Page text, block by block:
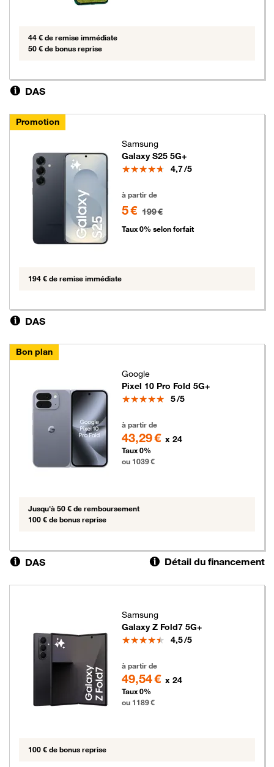
44 € de remise immédiate
50 € de bonus reprise
DAS
Promotion
Samsung
Galaxy S25 5G+
Note
4,7/5
à partir de
5 € 199 €
Taux 0% selon forfait
194 € de remise immédiate
DAS
Bon plan
Google
Pixel 10 Pro Fold 5G+
Note
5/5
à partir de
43,29 € x 24
Taux 0%
ou 1039 €
Jusqu'à 50 € de remboursement
100 € de bonus reprise
DAS Détail du financement
Samsung
Galaxy Z Fold7 5G+
Note
4,5/5
à partir de
49,54 € x 24
Taux 0%
ou 1189 €
100 € de bonus reprise